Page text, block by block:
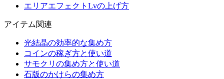
エリアエフェクトLvの上げ方
アイテム関連
光結晶の効率的な集め方
コインの稼ぎ方と使い道
サモクリの集め方と使い道
石版のかけらの集め方